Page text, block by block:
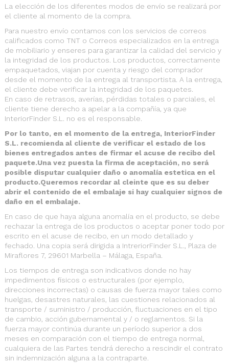
La elección de los diferentes modos de envío se realizará por
el cliente al momento de la compra.
Para nuestro envío contamos con los servicios de correos
calificados como TNT o Correos especializados en la entrega
de mobiliario y enseres para garantizar la calidad del servicio y
la integridad de los productos. Los productos, correctamente
empaquetados, viajan por cuenta y riesgo del comprador
desde el momento de la entrega al transportista. A la entrega,
el cliente debe verificar la integridad de los paquetes.
En caso de retrasos, averías, pérdidas totales o parciales, el
cliente tiene derecho a apelar a la compañía, ya que
InteriorFinder S.L. no es el responsable.
Por lo tanto, en el momento de la entrega, InteriorFinder
S.L. recomienda al cliente de verificar el estado de los
bienes entregados antes de firmar el acuse de recibo del
paquete.Una vez puesta la firma de aceptación, no será
posible disputar cualquier daño o anomalía estetica en el
producto.Queremos recordar al cleinte que es su deber
abrir el contenido de el embalaje si hay cualquier signos de
daño en el embalaje.
En caso de que haya alguna anomalía en el producto, se debe
rechazar la entrega de los productos o aceptar poner todo por
escrito en el acuse de recibo, en un modo detallado y
fechado. Una copia será dirigida a IntreriorFinder S.L., Plaza de
Miraflores 7, 29601 Marbella – Málaga, España.
Los tiempos de entrega son indicativos donde no hay
impedimentos físicos o estructurales (por ejemplo,
direcciones incorrectas) o causas de fuerza mayor tales como
huelgas, desastres naturales, las cuestiones relacionados al
transporte / suministro / producción, fluctuaciones en el tipo
de cambio, acción gubernamental y / o reglamentos. Si la
fuerza mayor continúa durante un período superior a dos
meses en comparación con el tiempo de entrega normal,
cualquiera de las Partes tendrá derecho a rescindir el contrato
sin indemnización alguna a la contraparte.